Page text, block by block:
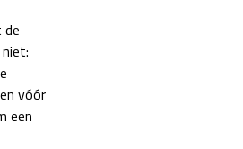
de
vóór
een